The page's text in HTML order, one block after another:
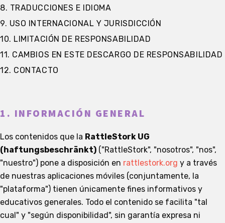
8. TRADUCCIONES E IDIOMA
9. USO INTERNACIONAL Y JURISDICCIÓN
10. LIMITACIÓN DE RESPONSABILIDAD
11. CAMBIOS EN ESTE DESCARGO DE RESPONSABILIDAD
12. CONTACTO
1. INFORMACIÓN GENERAL
Los contenidos que la RattleStork UG
(haftungsbeschränkt) ("RattleStork", "nosotros", "nos",
"nuestro") pone a disposición en rattlestork.org y a través
de nuestras aplicaciones móviles (conjuntamente, la
"plataforma") tienen únicamente fines informativos y
educativos generales. Todo el contenido se facilita "tal
cual" y "según disponibilidad", sin garantía expresa ni